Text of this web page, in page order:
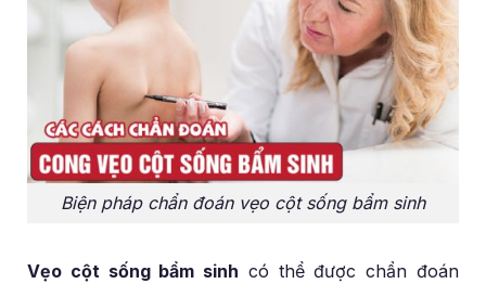
Biện pháp chẩn đoán vẹo cột sống bẩm sinh
Vẹo cột sống bẩm sinh có thể được chẩn đoán